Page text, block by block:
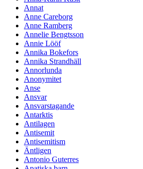
Annat
Anne Careborg
Anne Ramberg
Annelie Bengtsson
Annie Lööf
Annika Bokefors
Annika Strandhäll
Annorlunda
Anonymitet
Anse
Ansvar
Ansvarstagande
Antarktis
Antilagen
Antisemit
Antisemitism
Äntligen
Antonio Guterres